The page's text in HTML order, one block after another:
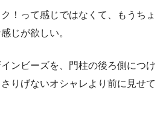
！って感じではなくて、もうちょ
じが欲しい。
ンビーズを、門柱の後ろ側につけ
りげないオシャレより前に見せて